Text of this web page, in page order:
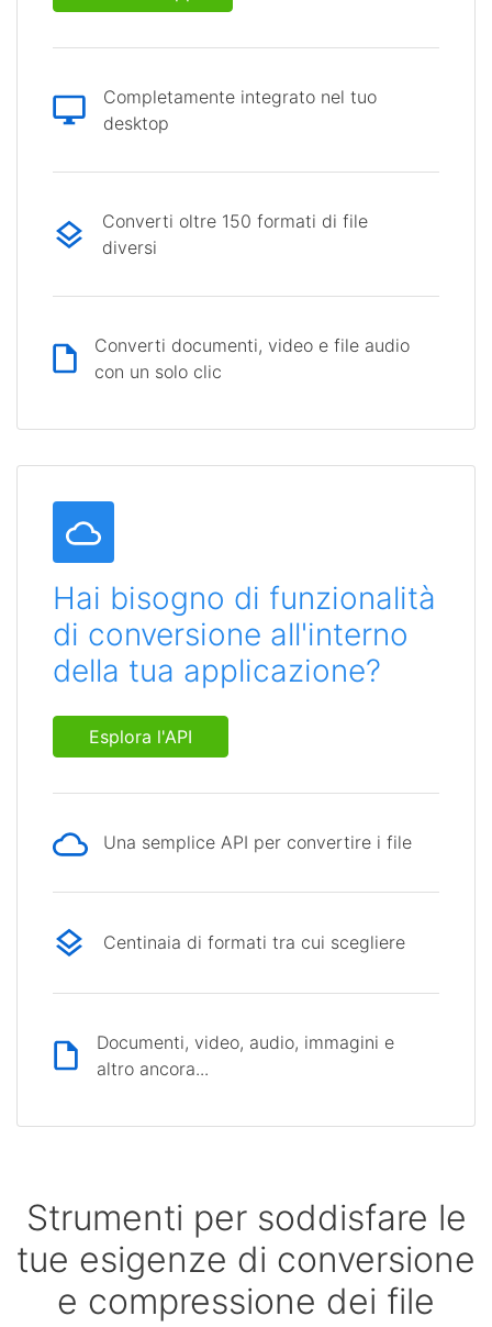
Completamente integrato nel tuo
desktop
Converti oltre 150 formati di file
diversi
Converti documenti, video e file audio
con un solo clic
Hai bisogno di funzionalità
di conversione all'interno
della tua applicazione?
Esplora l'API
Una semplice API per convertire i file
Centinaia di formati tra cui scegliere
Documenti, video, audio, immagini e
altro ancora...
Strumenti per soddisfare le
tue esigenze di conversione
e compressione dei file